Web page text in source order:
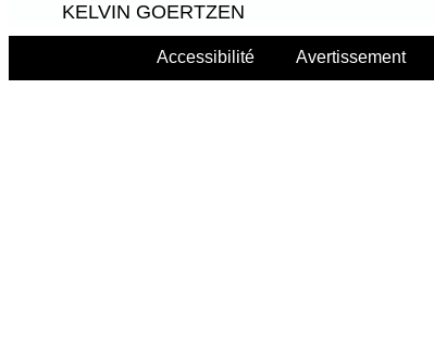
KELVIN GOERTZEN
Accessibilité Avertissement